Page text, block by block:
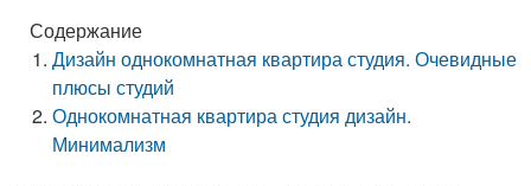
Содержание
Дизайн однокомнатная квартира студия. Очевидные
плюсы студий
Однокомнатная квартира студия дизайн.
Минимализм